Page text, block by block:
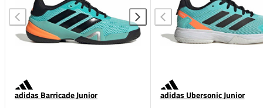
adidas Barricade Junior adidas Ubersonic Junior